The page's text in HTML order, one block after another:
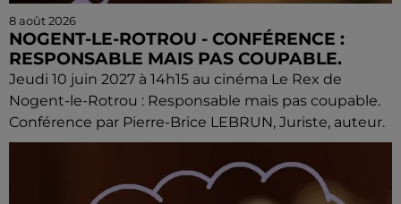
8 août 2026
NOGENT-LE-ROTROU - CONFÉRENCE :
RESPONSABLE MAIS PAS COUPABLE.
Jeudi 10 juin 2027 à 14h15 au cinéma Le Rex de
Nogent-le-Rotrou : Responsable mais pas coupable.
Conférence par Pierre-Brice LEBRUN, Juriste, auteur.